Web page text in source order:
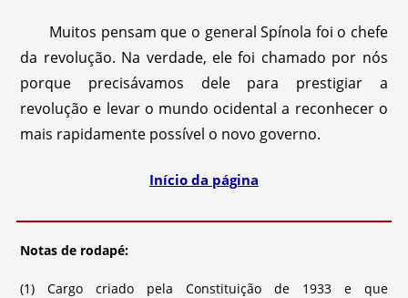
Muitos pensam que o general Spínola foi o chefe
da revolução. Na verdade, ele foi chamado por nós
porque precisávamos dele para prestigiar a
revolução e levar o mundo ocidental a reconhecer o
mais rapidamente possível o novo governo.
Início da página
Notas de rodapé:
(1) Cargo criado pela Constituição de 1933 e que